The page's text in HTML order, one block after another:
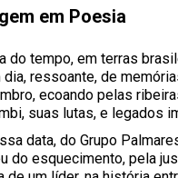
em Poesia
do tempo, em terras
dia, ressoante, de
ecoando pelas
suas lutas, e legados
data, do Grupo
do esquecimento, pela